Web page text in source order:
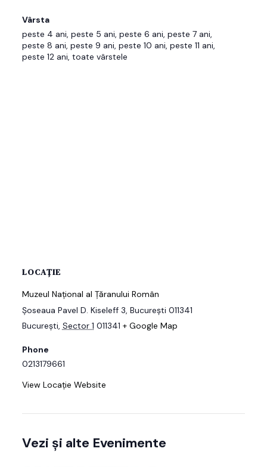
Vârsta
peste 4 ani, peste 5 ani, peste 6 ani, peste 7 ani,
peste 8 ani, peste 9 ani, peste 10 ani, peste 11 ani,
peste 12 ani, toate vârstele
LOCAȚIE
Muzeul Național al Țăranului Român
Şoseaua Pavel D. Kiseleff 3, București 011341
București, Sector 1 011341 + Google Map
Phone
0213179661
View Locație Website
Vezi și alte Evenimente